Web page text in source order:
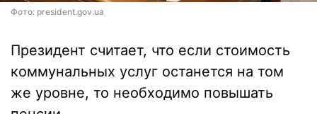
Фото: president.gov.ua
Президент считает, что если стоимость
коммунальных услуг останется на том
же уровне, то необходимо повышать